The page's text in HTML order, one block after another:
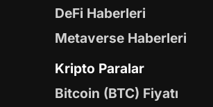
DeFi Haberleri
Metaverse Haberleri
Kripto Paralar
Bitcoin (BTC) Fiyatı